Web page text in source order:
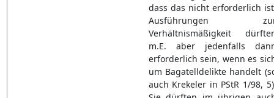
dass das nicht erforderlich
Ausführungen
Verhältnismäßigkeit
m.E. aber jedenfalls
erforderlich sein, wenn es
um Bagatelldelikte handelt
auch Krekeler in PStR 1/98,